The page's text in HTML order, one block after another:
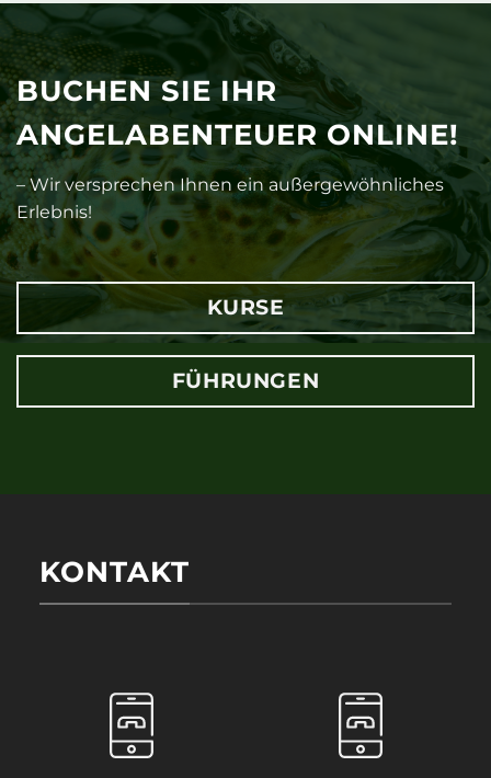
BUCHEN SIE IHR
ANGELABENTEUER ONLINE!
– Wir versprechen Ihnen ein außergewöhnliches
Erlebnis!
KURSE
FÜHRUNGEN
KONTAKT